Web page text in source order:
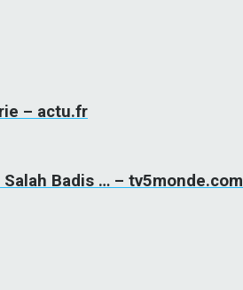
– actu.fr
Badis … – tv5monde.com